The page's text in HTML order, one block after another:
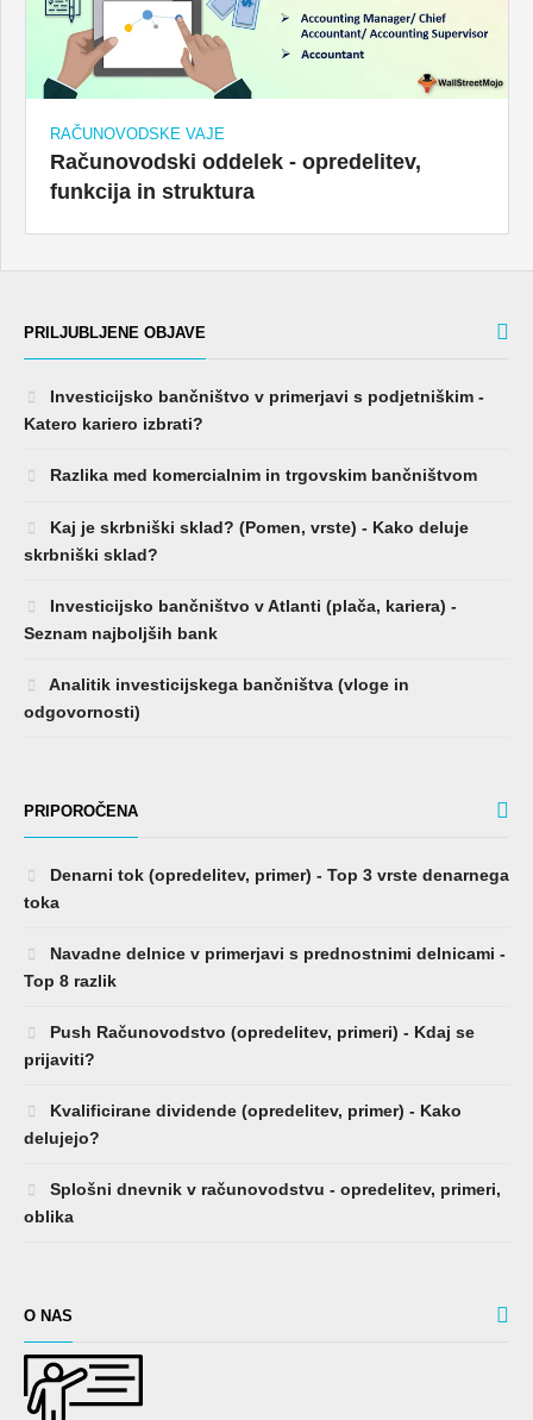
RAČUNOVODSKE VAJE
Računovodski oddelek - opredelitev,
funkcija in struktura
PRILJUBLJENE OBJAVE
Investicijsko bančništvo v primerjavi s podjetniškim -
Katero kariero izbrati?
Razlika med komercialnim in trgovskim bančništvom
Kaj je skrbniški sklad? (Pomen, vrste) - Kako deluje
skrbniški sklad?
Investicijsko bančništvo v Atlanti (plača, kariera) -
Seznam najboljših bank
Analitik investicijskega bančništva (vloge in
odgovornosti)
PRIPOROČENA
Denarni tok (opredelitev, primer) - Top 3 vrste denarnega
toka
Navadne delnice v primerjavi s prednostnimi delnicami -
Top 8 razlik
Push Računovodstvo (opredelitev, primeri) - Kdaj se
prijaviti?
Kvalificirane dividende (opredelitev, primer) - Kako
delujejo?
Splošni dnevnik v računovodstvu - opredelitev, primeri,
oblika
O NAS